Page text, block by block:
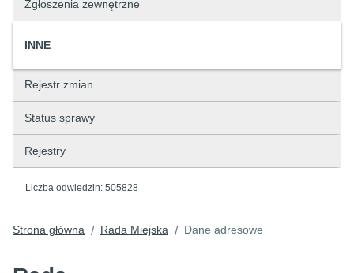
Zgłoszenia zewnętrzne
INNE
Rejestr zmian
Status sprawy
Rejestry
Liczba odwiedzin: 505828
Strona główna / Rada Miejska / Dane adresowe